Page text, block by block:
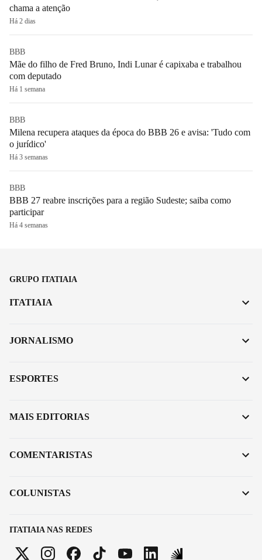
chama a atenção
Há 2 dias
BBB
Mãe do filho de Fred Bruno, Indi Lunar é capixaba e trabalhou
com deputado
Há 1 semana
BBB
Milena recupera ataques da época do BBB 26 e avisa: 'Tudo com
o jurídico'
Há 3 semanas
BBB
BBB 27 reabre inscrições para a região Sudeste; saiba como
participar
Há 4 semanas
GRUPO ITATIAIA
ITATIAIA NAS REDES
ITATIAIA
JORNALISMO
ESPORTES
MAIS EDITORIAS
COMENTARISTAS
COLUNISTAS